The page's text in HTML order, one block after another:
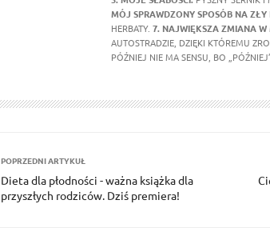
MÓJ SPRAWDZONY SPOSÓB NA ZŁY
HERBATY. 7. NAJWIĘKSZA ZMIANA W
AUTOSTRADZIE, DZIĘKI KTÓREMU
PÓŹNIEJ NIE MA SENSU, BO
POPRZEDNI ARTYKUŁ
Dieta dla płodności - ważna książka dla
przyszłych rodziców. Dziś premiera!